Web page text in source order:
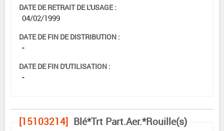
DATE DE RETRAIT DE L'USAGE :
04/02/1999
DATE DE FIN DE DISTRIBUTION :
-
DATE DE FIN D'UTILISATION :
-
[15103214] Blé*Trt Part.Aer.*Rouille(s)